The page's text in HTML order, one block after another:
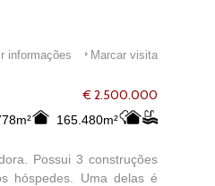
Marcar visita
informações
€ 2.500.000
165.480m²
Possui 3 construções
hóspedes. Uma delas é